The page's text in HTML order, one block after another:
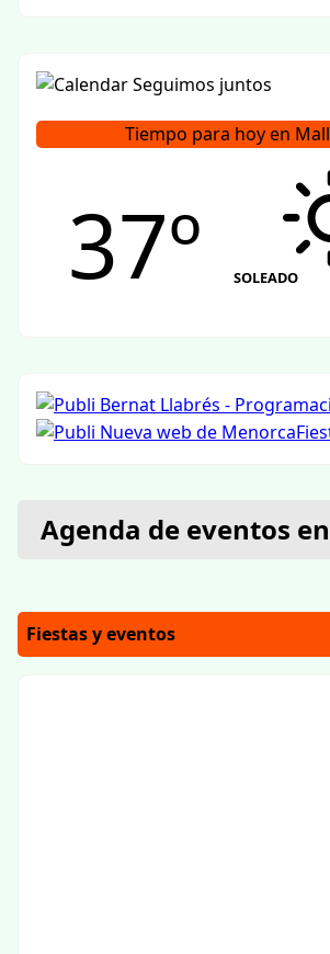
Tiempo para hoy en
37º SOLEADO
Agenda de eventos
Fiestas y eventos